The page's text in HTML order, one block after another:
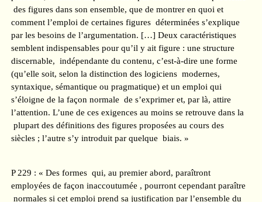
des figures dans son ensemble, que de montrer en quoi et
comment l’emploi de certaines figures déterminées s’explique
par les besoins de l’argumentation. […] Deux caractéristiques
semblent indispensables pour qu’il y ait figure : une structure
discernable, indépendante du contenu, c’est-à-dire une forme
(qu’elle soit, selon la distinction des logiciens modernes,
syntaxique, sémantique ou pragmatique) et un emploi qui
s’éloigne de la façon normale de s’exprimer et, par là, attire
l’attention. L’une de ces exigences au moins se retrouve dans la
plupart des définitions des figures proposées au cours des
siècles ; l’autre s’y introduit par quelque biais. »
P 229 : « Des formes qui, au premier abord, paraîtront
employées de façon inaccoutumée , pourront cependant paraître
normales si cet emploi prend sa justification par l’ensemble du